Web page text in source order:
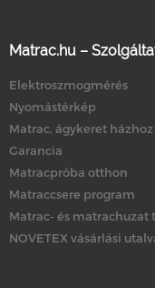
Matrac.hu –
Elektroszmogmérés
Nyomástérkép
Matrac, ágykeret
Garancia
Matracpróba otthon
Matraccsere program
Matrac- és matrachuzat
NOVETEX vásárlási